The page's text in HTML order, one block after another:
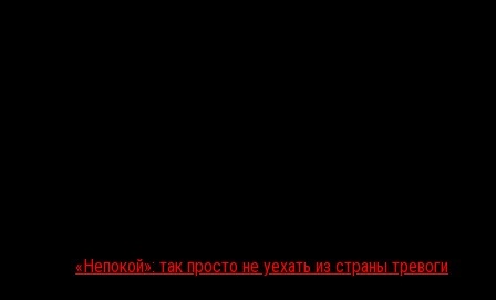
«Непокой»: так просто не уехать из страны тревоги